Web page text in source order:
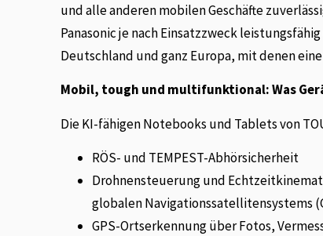
und alle anderen mobilen Geschäfte
Panasonic je nach Einsatzzweck
Deutschland und ganz Europa, mit denen
Mobil, tough und multifunktional: Was
Die KI-fähigen Notebooks und Tablets von
RÖS- und TEMPEST-Abhörsicherheit
Drohnensteuerung und
globalen Navigationssatellitensystems
GPS-Ortserkennung über Fotos,